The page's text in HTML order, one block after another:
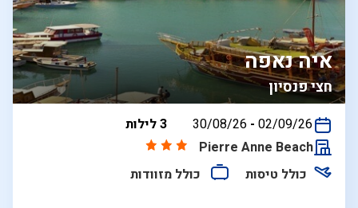
חצי פנסיון
איה נאפה
בין
30/08/26 - 02/09/26
3 לילות
Pierre Anne Beach
כולל טיסות
כולל מזוודות